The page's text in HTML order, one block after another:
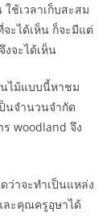
ช้เวลาเก็บสะสม
ะได้เห็น ก็จะมีแต่
จะได้เห็น
ไม้แบบนี้หาชม
นจำนวนจำกัด
woodland จึง
ว่าจะทำเป็นแหล่ง
ละคุณครูอุษาได้